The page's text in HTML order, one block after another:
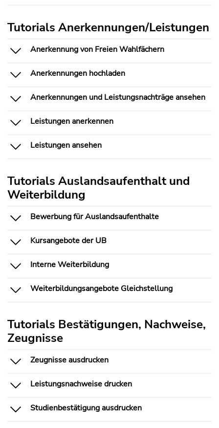
Tutorials Anerkennungen/Leistungen
Anerkennung von Freien Wahlfächern
Anerkennungen hochladen
Anerkennungen und Leistungsnachträge ansehen
Leistungen anerkennen
Leistungen ansehen
Tutorials Auslandsaufenthalt und
Weiterbildung
Bewerbung für Auslandsaufenthalte
Kursangebote der UB
Interne Weiterbildung
Weiterbildungsangebote Gleichstellung
Tutorials Bestätigungen, Nachweise,
Zeugnisse
Zeugnisse ausdrucken
Leistungsnachweise drucken
Studienbestätigung ausdrucken